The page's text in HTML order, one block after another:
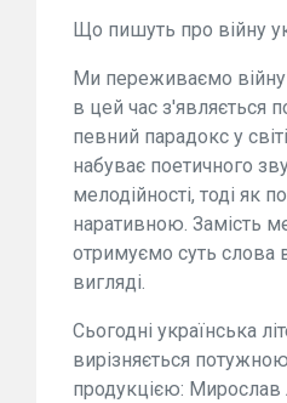
Що пишуть про війну
Ми переживаємо війну
в цей час з'являється
певний парадокс у
набуває поетичного
мелодійності, тоді як
наративною. Замість
отримуємо суть слова
вигляді.
Сьогодні українська
вирізняється
продукцією: